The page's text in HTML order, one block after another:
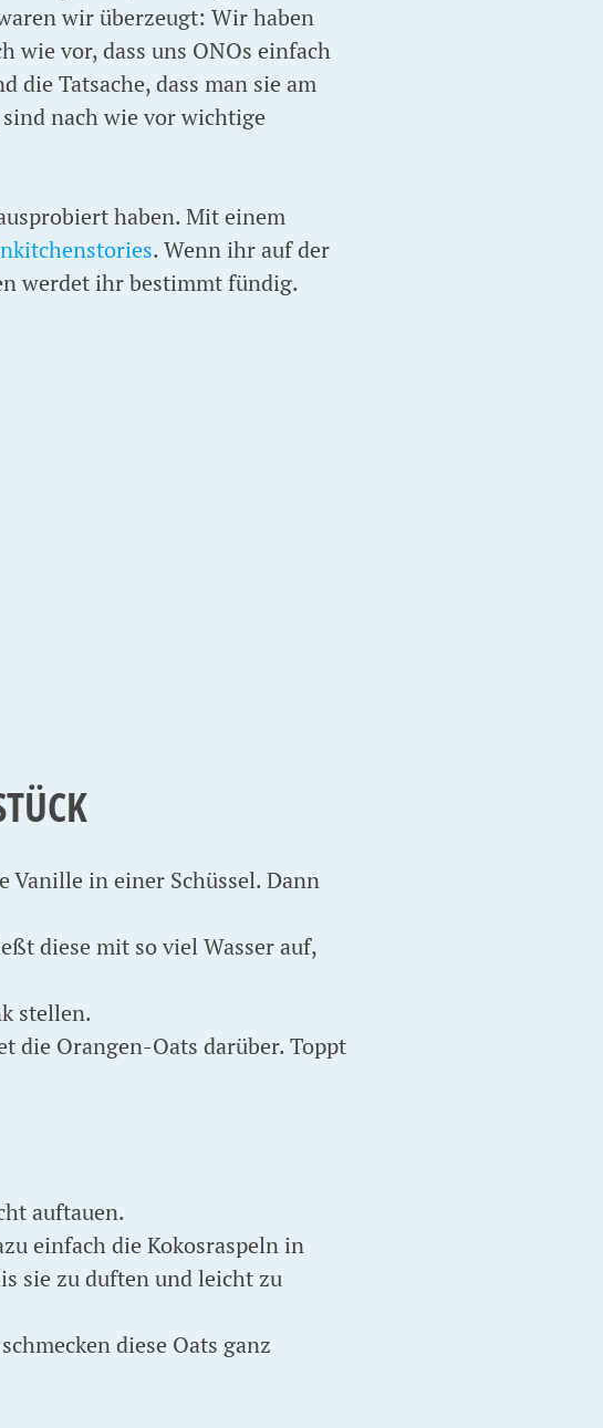
wir überzeugt: Wir haben
wie vor, dass uns ONOs einfach
Tatsache, dass man sie am
nach wie vor wichtige
haben. Mit einem
. Wenn ihr auf der
werdet ihr bestimmt fündig.
Vanille in einer Schüssel. Dann
diese mit so viel Wasser auf,
stellen.
die Orangen-Oats darüber. Toppt
auftauen.
einfach die Kokosraspeln in
sie zu duften und leicht zu
diese Oats ganz